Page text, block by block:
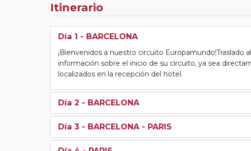
Itinerario
Día 1 - BARCELONA
¡Bienvenidos a nuestro circuito Europamundo!Traslado
información sobre el inicio de su circuito, ya sea
localizados en la recepción del hotel.
Día 2 - BARCELONA
Día 3 - BARCELONA - PARIS